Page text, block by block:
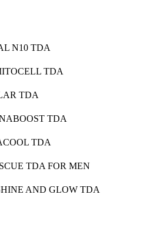
N10 TDA
TDA
TDA
TDA
TDA
TDA FOR MEN
AND GLOW TDA